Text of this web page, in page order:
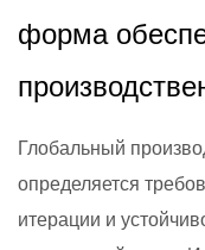
форма
Глобальный
определяется
итерации и